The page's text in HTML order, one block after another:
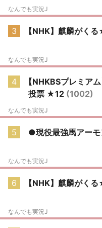
なんでも実況J
3 【NHK】麒麟がく
なんでも実況J
4
【NHKBSプレミア
投票 ★12 (1002)
なんでも実況J
5 ●現役最強馬アーモ
なんでも実況J
6 【NHK】麒麟がく
なんでも実況J